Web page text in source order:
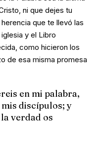
ni que dejes tu
que te llevó las
y el Libro
como hicieron los
de esa misma promesa
en mi palabra,
discípulos; y
verdad os